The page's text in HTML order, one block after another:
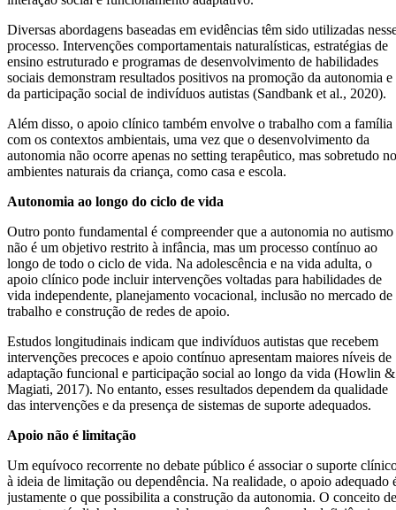
Diversas abordagens baseadas em evidências têm sido utilizadas
processo. Intervenções comportamentais naturalísticas, estratégias de
ensino estruturado e programas de desenvolvimento de habilidades
sociais demonstram resultados positivos na promoção da autonomia e
da participação social de indivíduos autistas (Sandbank et al., 2020).
Além disso, o apoio clínico também envolve o trabalho com a família
com os contextos ambientais, uma vez que o desenvolvimento da
autonomia não ocorre apenas no setting terapêutico, mas sobretudo
ambientes naturais da criança, como casa e escola.
Autonomia ao longo do ciclo de vida
Outro ponto fundamental é compreender que a autonomia no autismo
não é um objetivo restrito à infância, mas um processo contínuo ao
longo de todo o ciclo de vida. Na adolescência e na vida adulta, o
apoio clínico pode incluir intervenções voltadas para habilidades de
vida independente, planejamento vocacional, inclusão no mercado de
trabalho e construção de redes de apoio.
Estudos longitudinais indicam que indivíduos autistas que recebem
intervenções precoces e apoio contínuo apresentam maiores níveis de
adaptação funcional e participação social ao longo da vida (Howlin &
Magiati, 2017). No entanto, esses resultados dependem da qualidade
das intervenções e da presença de sistemas de suporte adequados.
Apoio não é limitação
Um equívoco recorrente no debate público é associar o suporte
à ideia de limitação ou dependência. Na realidade, o apoio adequado
justamente o que possibilita a construção da autonomia. O conceito de